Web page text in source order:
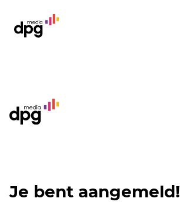
Je bent aangemeld!